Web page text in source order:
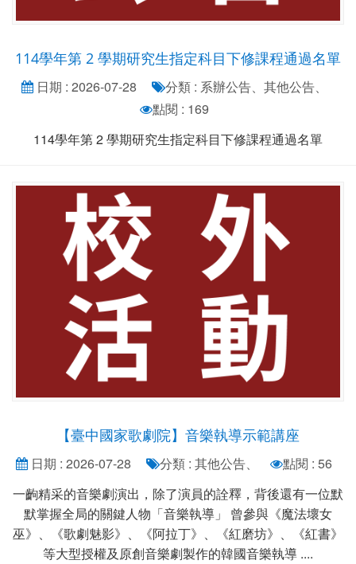
114學年第 2 學期研究生指定科目下修課程通過名單
日期 : 2026-07-28
分類 : 系辦公告、其他公告、
點閱 : 169
114學年第 2 學期研究生指定科目下修課程通過名單
【臺中國家歌劇院】音樂執導示範講座
日期 : 2026-07-28 分類 : 其他公告、
點閱 : 56
一齣精采的音樂劇演出，除了演員的詮釋，背後還有一位默
默掌握全局的關鍵人物「音樂執導」 曾參與《魔法壞女
巫》、《歌劇魅影》、《阿拉丁》、《紅磨坊》、《紅書》
等大型授權及原創音樂劇製作的韓國音樂執導 ....